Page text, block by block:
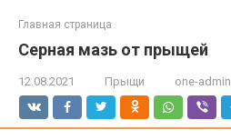
Главная страница
Серная мазь от прыщей
12.08.2021 Прыщи one-admin